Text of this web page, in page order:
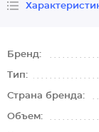
Бренд:
Тип:
Страна бренда:
Объем: